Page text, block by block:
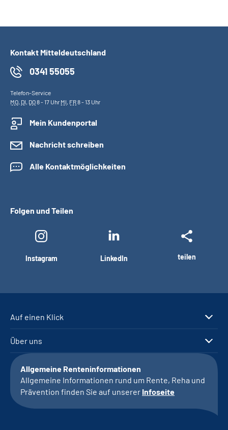
Kontakt Mitteldeutschland
0341 55055
Telefon-Service
MO, DI, DO8 - 17 Uhr MI, FR8 - 13 Uhr
Mein Kundenportal
Nachricht schreiben
Alle Kontaktmöglichkeiten
Folgen und Teilen
Instagram LinkedIn teilen
Auf einen Klick
Über uns
Allgemeine Renteninformationen
Allgemeine Informationen rund um Rente, Reha und
Prävention finden Sie auf unserer Infoseite